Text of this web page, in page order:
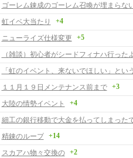
ゴーレム錬成のゴーレム召喚が埋まらな
虹イベ大当たり
+4
ニューライズ仕様変更 +5
（雑談）初心者がシードフィナハ行った
１１月１９日メンテナンス前まで +3
大陸の情勢イベント +4
細工の銀行移動で大金を払ってしまった
精錬のループ
+14
スカアハ物々交換の +2